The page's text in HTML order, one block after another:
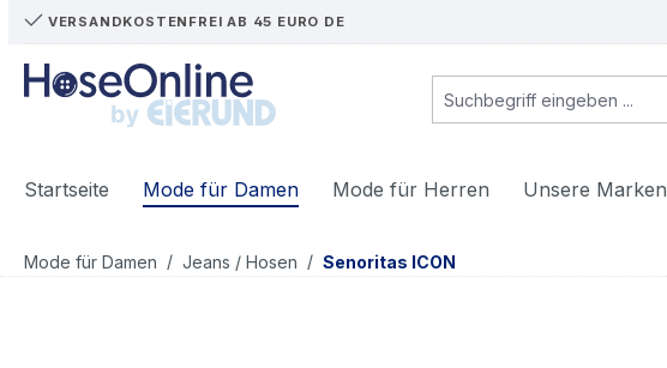
Hauptinhalt springen
Zur Suche springen
Zur Hauptnavigation springen
VERSANDKOSTENFREI AB 45 EURO DE
Startseite Mode für Damen Mode für Herren Unsere Marken
Mode für Damen / Jeans / Hosen / Senoritas ICON